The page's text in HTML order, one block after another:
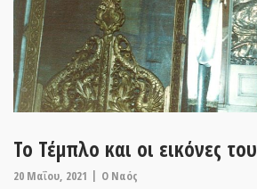
Το Τέμπλο και οι εικόνες του
20 Μαΐου, 2021 O Ναός